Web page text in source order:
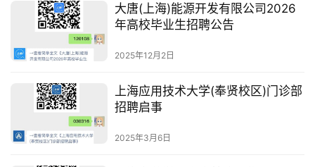
大唐(上海)能源开发有限公司2026
年高校毕业生招聘公告
2025年12月2日
上海应用技术大学(奉贤校区)门诊部
招聘启事
2025年3月6日